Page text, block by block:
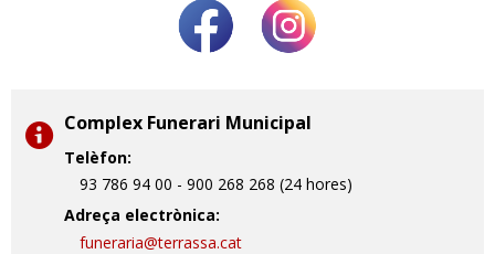
Complex Funerari Municipal
Telèfon:
93 786 94 00 - 900 268 268 (24 hores)
Adreça electrònica:
funeraria@terrassa.cat